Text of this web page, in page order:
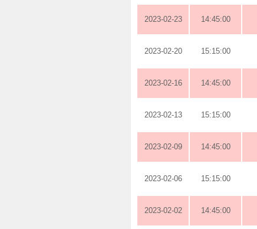
2023-02-23 14:45:00
2023-02-20 15:15:00
2023-02-16 14:45:00
2023-02-13 15:15:00
2023-02-09 14:45:00
2023-02-06 15:15:00
2023-02-02 14:45:00